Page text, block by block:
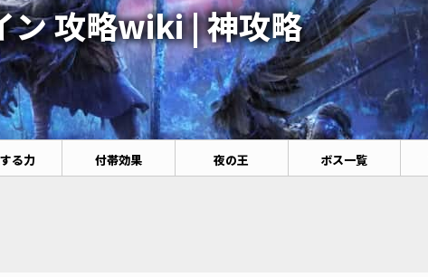
ン 攻略wiki | 神攻略
る力 付帯効果 夜の王 ボス一覧